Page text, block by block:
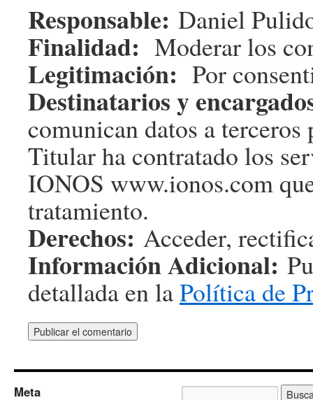
Responsable: Daniel
Finalidad: Moderar los
Legitimación: Por
Destinatarios y
comunican datos a
Titular ha contratado los
IONOS www.ionos.com
tratamiento.
Derechos: Acceder,
Información Adicional:
detallada en laPolítica de
Meta